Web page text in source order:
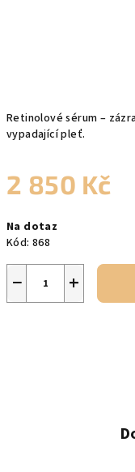
Retinolové sérum –
vypadající pleť.
2 850 Kč
cena:
Na dotaz
Kód: 868
+
−